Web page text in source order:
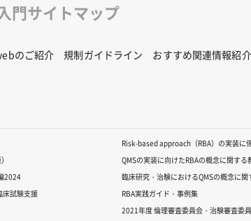
門サイトマップ
のご紹介 規制ガイドライン おすすめ関連情報紹介
2024
床試験支援
Risk-based approach（RBA）の実装に
QMSの実装に向けたRBAの概念に関する
臨床研究・治験におけるQMSの概念に関
RBA実践ガイド・事例集
2021年度 倫理審査委員会・治験審査委